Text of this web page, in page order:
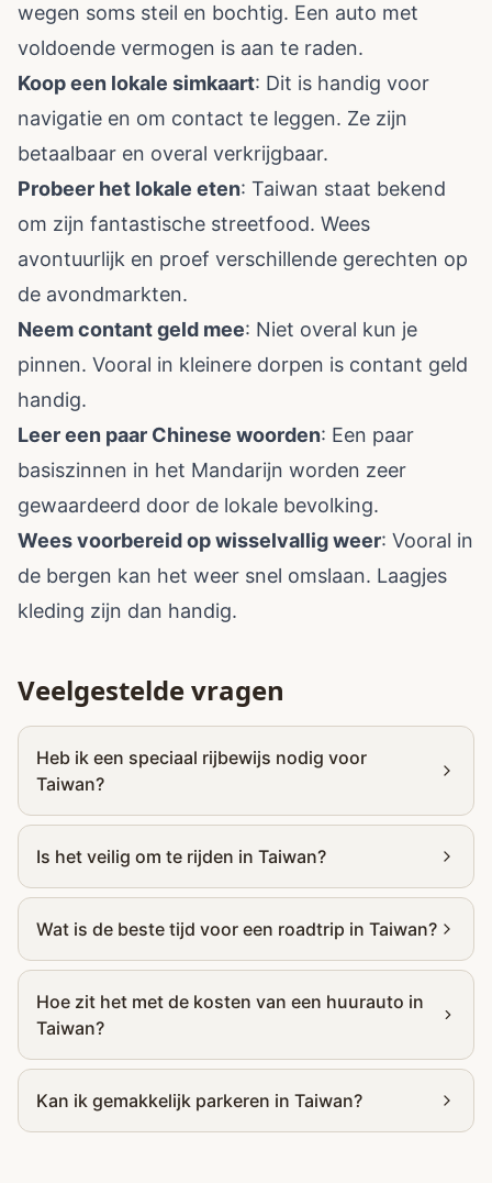
wegen soms steil en bochtig. Een auto met
voldoende vermogen is aan te raden.
Koop een lokale simkaart: Dit is handig voor
navigatie en om contact te leggen. Ze zijn
betaalbaar en overal verkrijgbaar.
Probeer het lokale eten: Taiwan staat bekend
om zijn fantastische streetfood. Wees
avontuurlijk en proef verschillende gerechten op
de avondmarkten.
Neem contant geld mee: Niet overal kun je
pinnen. Vooral in kleinere dorpen is contant geld
handig.
Leer een paar Chinese woorden: Een paar
basiszinnen in het Mandarijn worden zeer
gewaardeerd door de lokale bevolking.
Wees voorbereid op wisselvallig weer: Vooral in
de bergen kan het weer snel omslaan. Laagjes
kleding zijn dan handig.
Veelgestelde vragen
Heb ik een speciaal rijbewijs nodig voor
Taiwan?
Is het veilig om te rijden in Taiwan?
Wat is de beste tijd voor een roadtrip in Taiwan?
Hoe zit het met de kosten van een huurauto in
Taiwan?
Kan ik gemakkelijk parkeren in Taiwan?